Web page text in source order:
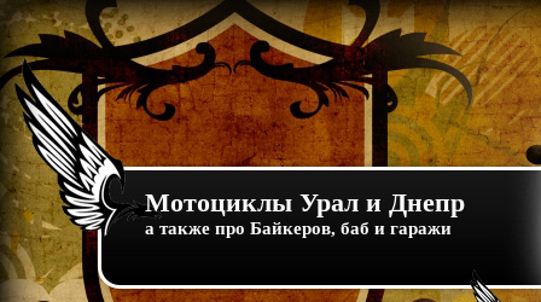
Мотоциклы Урал и Днепр
а также про Байкеров, баб и гаражи